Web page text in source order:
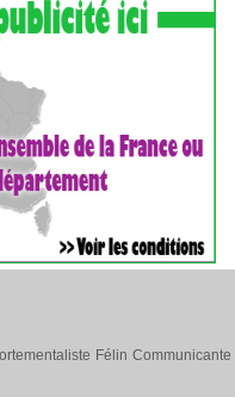
Félin Communicante